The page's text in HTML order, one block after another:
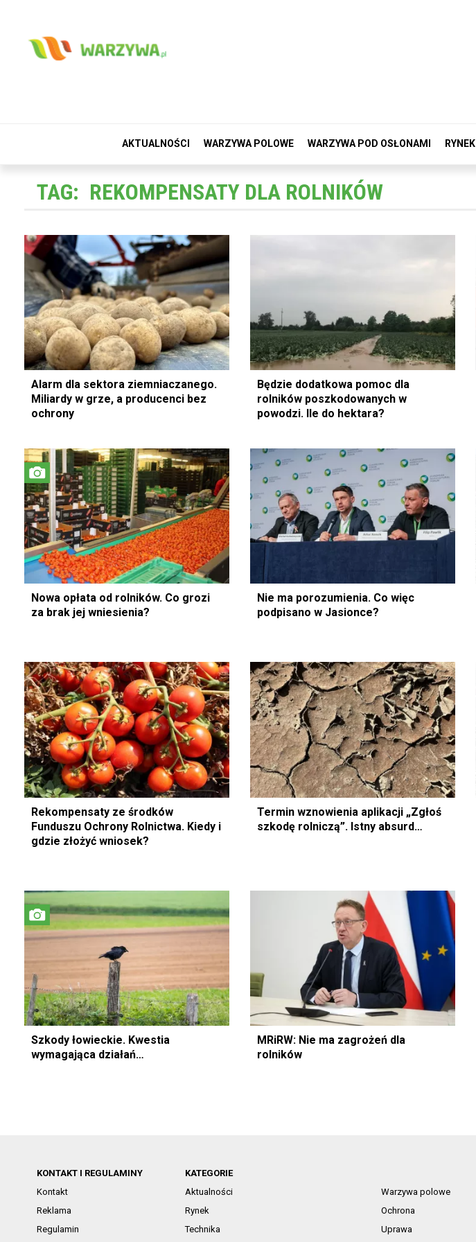
AKTUALNOŚCI WARZYWA POLOWE WARZYWA POD OSŁONAMI RYNEK
TAG: REKOMPENSATY DLA ROLNIKÓW
Alarm dla sektora ziemniaczanego.
Miliardy w grze, a producenci bez
ochrony
Będzie dodatkowa pomoc dla
rolników poszkodowanych w
powodzi. Ile do hektara?
Nowa opłata od rolników. Co grozi
za brak jej wniesienia?
Nie ma porozumienia. Co więc
podpisano w Jasionce?
Rekompensaty ze środków
Funduszu Ochrony Rolnictwa. Kiedy i
gdzie złożyć wniosek?
Termin wznowienia aplikacji „Zgłoś
szkodę rolniczą”. Istny absurd…
Szkody łowieckie. Kwestia
wymagająca działań…
MRiRW: Nie ma zagrożeń dla
rolników
KONTAKT I REGULAMINY
Kontakt
Reklama
Regulamin
KATEGORIE
Aktualności
Warzywa polowe
Rynek
Ochrona
Technika
Uprawa